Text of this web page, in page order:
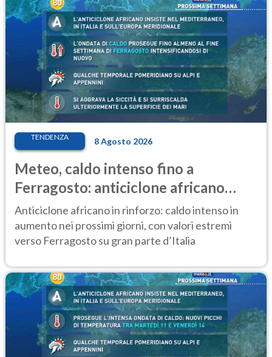
TENDENZA 8 Agosto 2026
Meteo, caldo intenso fino a
Ferragosto: anticiclone africano
ancora protagonista
Anticiclone africano in rinforzo: caldo intenso in
aumento nei prossimi giorni, con valori estremi
verso Ferragosto su gran parte d’Italia